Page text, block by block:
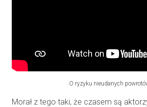
O ryzyku nieudanych
Morał z tego taki, że czasem są